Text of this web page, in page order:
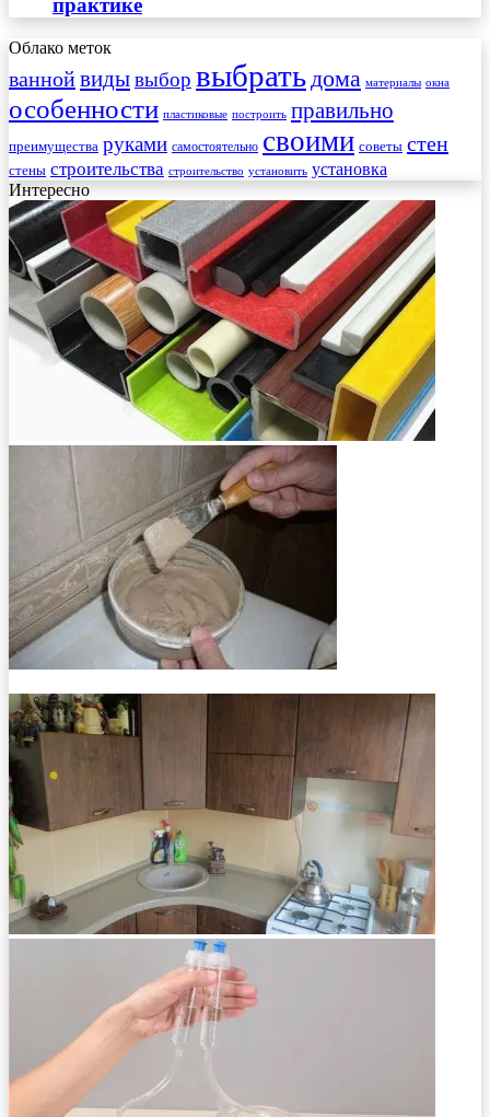
практике
Облако меток
ваннойвидывыбор выбратьдома материалы окна
особенности пластиковые построить правильно
преимущества руками самостоятельно своими советы стен
стены строительства строительство установить установка
Интересно